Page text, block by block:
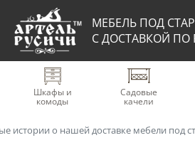
МЕБЕЛЬ ПОД
С ДОСТАВКОЙ ПО
Шкафы и
комоды
Садовые
качели
истории о нашей доставке мебели под